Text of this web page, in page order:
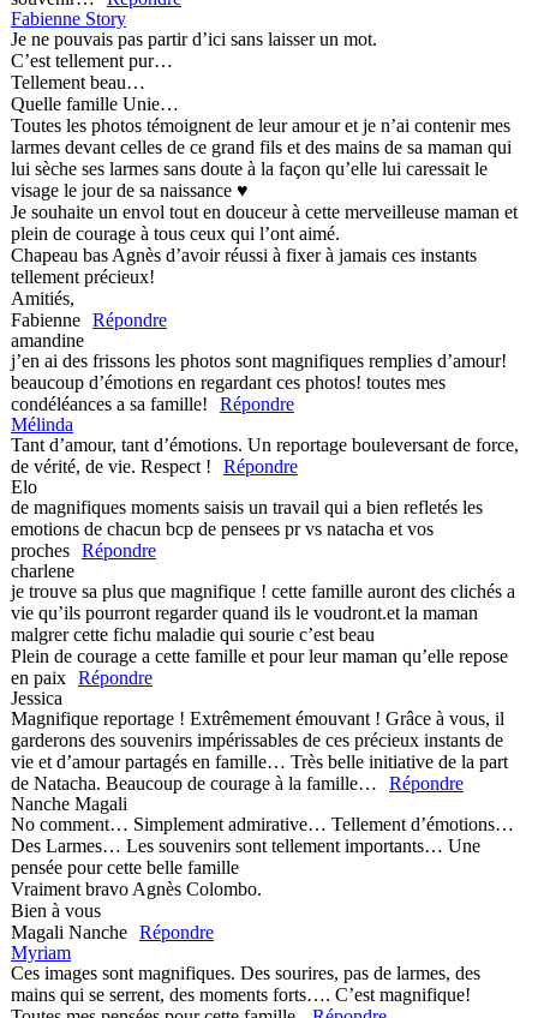
Fabienne Story
Je ne pouvais pas partir d’ici sans laisser un mot.
C’est tellement pur…
Tellement beau…
Quelle famille Unie…
Toutes les photos témoignent de leur amour et je n’ai contenir mes
larmes devant celles de ce grand fils et des mains de sa maman qui
lui sèche ses larmes sans doute à la façon qu’elle lui caressait le
visage le jour de sa naissance ♥
Je souhaite un envol tout en douceur à cette merveilleuse maman et
plein de courage à tous ceux qui l’ont aimé.
Chapeau bas Agnès d’avoir réussi à fixer à jamais ces instants
tellement précieux!
Amitiés,
Fabienne Répondre
amandine
j’en ai des frissons les photos sont magnifiques remplies d’amour!
beaucoup d’émotions en regardant ces photos! toutes mes
condéléances a sa famille!
Répondre
Mélinda
Tant d’amour, tant d’émotions. Un reportage bouleversant de force,
de vérité, de vie. Respect !
Répondre
Elo
de magnifiques moments saisis un travail qui a bien refletés les
emotions de chacun bcp de pensees pr vs natacha et vos
proches Répondre
charlene
je trouve sa plus que magnifique ! cette famille auront des clichés a
vie qu’ils pourront regarder quand ils le voudront.et la maman
malgrer cette fichu maladie qui sourie c’est beau
Plein de courage a cette famille et pour leur maman qu’elle repose
en paix Répondre
Jessica
Magnifique reportage ! Extrêmement émouvant ! Grâce à vous, il
garderons des souvenirs impérissables de ces précieux instants de
vie et d’amour partagés en famille… Très belle initiative de la part
de Natacha. Beaucoup de courage à la famille…
Répondre
Nanche Magali
No comment… Simplement admirative… Tellement d’émotions…
Des Larmes… Les souvenirs sont tellement importants… Une
pensée pour cette belle famille
Vraiment bravo Agnès Colombo.
Bien à vous
Magali Nanche Répondre
Myriam
Ces images sont magnifiques. Des sourires, pas de larmes, des
mains qui se serrent, des moments forts…. C’est magnifique!